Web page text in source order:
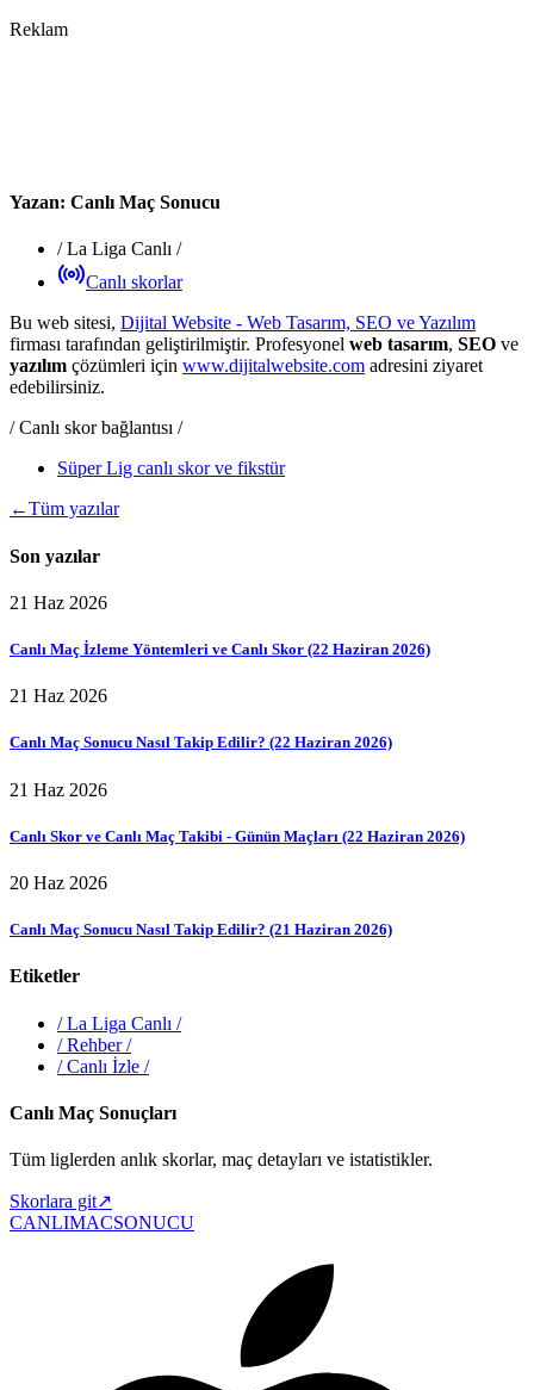
Reklam
Yazan: Canlı Maç Sonucu
/La Liga Canlı /
Canlı skorlar
Bu web sitesi, Dijital Website - Web Tasarım, SEO ve Yazılım
firması tarafından geliştirilmiştir. Profesyonel web tasarım, SEO ve
yazılım çözümleri için www.dijitalwebsite.com adresini ziyaret
edebilirsiniz.
/ Canlı skor bağlantısı /
Süper Lig canlı skor ve fikstür
←Tüm yazılar
Son yazılar
21 Haz 2026
Canlı Maç İzleme Yöntemleri ve Canlı Skor (22 Haziran 2026)
21 Haz 2026
Canlı Maç Sonucu Nasıl Takip Edilir? (22 Haziran 2026)
21 Haz 2026
Canlı Skor ve Canlı Maç Takibi - Günün Maçları (22 Haziran 2026)
20 Haz 2026
Canlı Maç Sonucu Nasıl Takip Edilir? (21 Haziran 2026)
Etiketler
/La Liga Canlı /
/Rehber/
/Canlı İzle /
Canlı Maç Sonuçları
Tüm liglerden anlık skorlar, maç detayları ve istatistikler.
Skorlara git↗
CANLIMACSONUCU